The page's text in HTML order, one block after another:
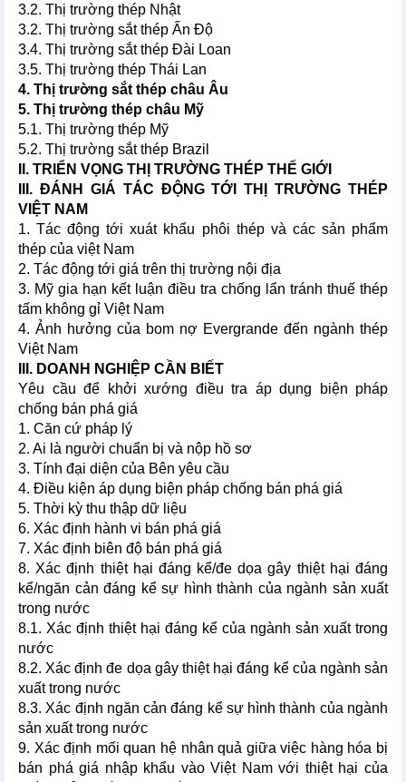
3.2. Thị trường thép Nhật
3.2. Thị trường sắt thép Ấn Độ
3.4. Thị trường sắt thép Đài Loan
3.5. Thị trường thép Thái Lan
4. Thị trường sắt thép châu Âu
5. Thị trường thép châu Mỹ
5.1. Thị trường thép Mỹ
5.2. Thị trường sắt thép Brazil
II. TRIỂN VỌNG THỊ TRƯỜNG THÉP THẾ GIỚI
III. ĐÁNH GIÁ TÁC ĐỘNG TỚI THỊ TRƯỜNG THÉP
VIỆT NAM
1. Tác động tới xuát khẩu phôi thép và các sản phẩm
thép của việt Nam
2. Tác động tới giá trên thị trường nội địa
3. Mỹ gia hạn kết luận điều tra chống lẩn tránh thuế thép
tấm không gỉ Việt Nam
4. Ảnh hưởng của bom nợ Evergrande đến ngành thép
Việt Nam
III. DOANH NGHIỆP CẦN BIẾT
Yêu cầu để khởi xướng điều tra áp dụng biện pháp
chống bán phá giá
1. Căn cứ pháp lý
2. Ai là người chuẩn bị và nộp hồ sơ
3. Tính đại diện của Bên yêu cầu
4. Điều kiện áp dụng biện pháp chống bán phá giá
5. Thời kỳ thu thập dữ liệu
6. Xác định hành vi bán phá giá
7. Xác định biên độ bán phá giá
8. Xác định thiệt hại đáng kể/đe dọa gây thiệt hại đáng
kể/ngăn cản đáng kể sự hình thành của ngành sản xuất
trong nước
8.1. Xác định thiệt hại đáng kể của ngành sản xuất trong
nước
8.2. Xác định đe dọa gây thiệt hại đáng kể của ngành sản
xuất trong nước
8.3. Xác định ngăn cản đáng kể sự hình thành của ngành
sản xuất trong nước
9. Xác định mối quan hệ nhân quả giữa việc hàng hóa bị
bán phá giá nhập khẩu vào Việt Nam với thiệt hại của